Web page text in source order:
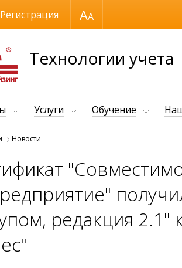
Технологии учета
Регистрация
Услуги Обучение
Новости
редакция